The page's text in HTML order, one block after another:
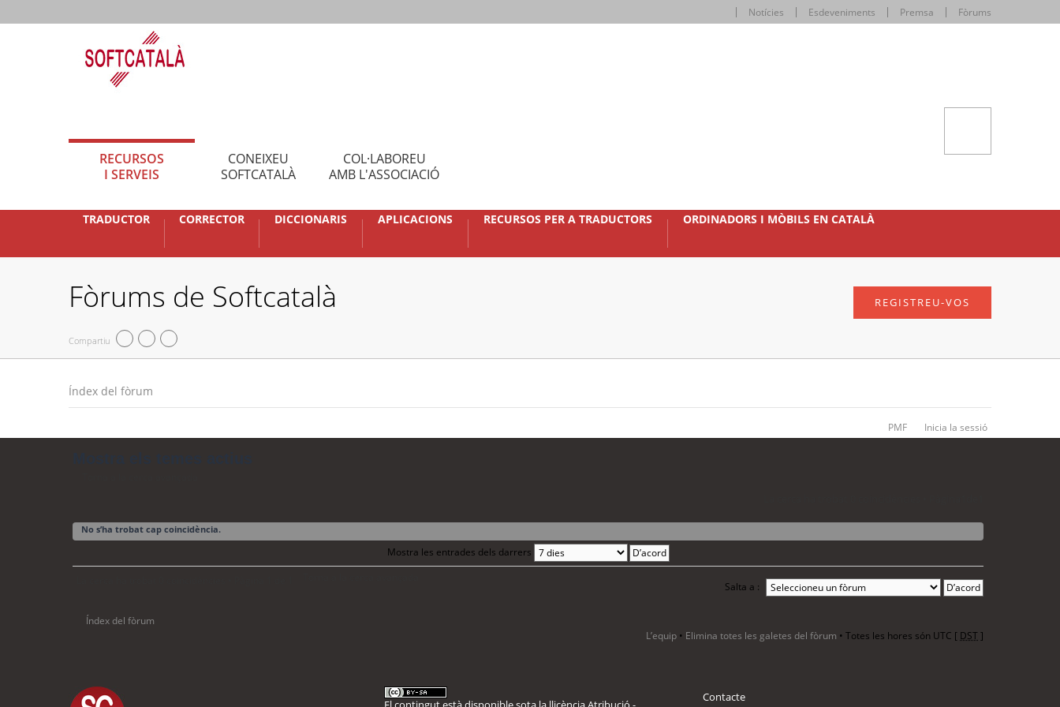
Notícies Esdeveniments Premsa Fòrums
RECURSOS
I SERVEIS
CONEIXEU
SOFTCATALÀ
COL·LABOREU
AMB L'ASSOCIACIÓ
TRADUCTOR CORRECTOR DICCIONARIS APLICACIONS RECURSOS PER A TRADUCTORS ORDINADORS I MÒBILS EN CATALÀ
Fòrums de Softcatalà
Compartiu
REGISTREU-VOS
Índex del fòrum
PMF Inicia la sessió
No s’ha trobat cap coincidència.
Mostra les entrades dels darrers
Salta a :
Índex del fòrum
L’equip • Elimina totes les galetes del fòrum • Totes les hores són UTC [ DST]
Contacte